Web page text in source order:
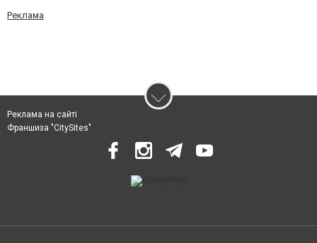
Реклама
Реклама на сайті
Франшиза "CitySites"